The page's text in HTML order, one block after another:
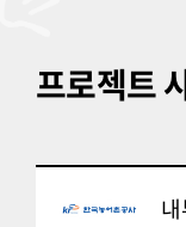
프로젝트